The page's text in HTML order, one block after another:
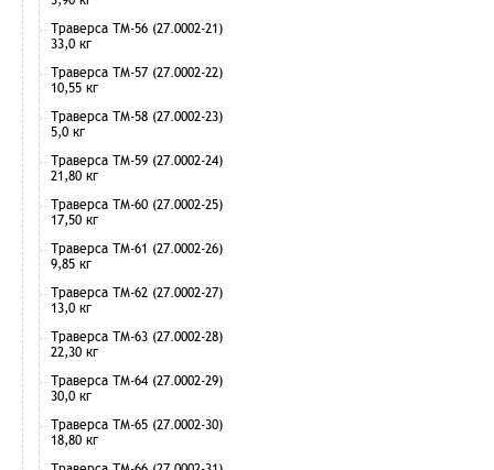
Траверса ТМ-56 (27.0002-21)
33,0 кг
Траверса ТМ-57 (27.0002-22)
10,55 кг
Траверса ТМ-58 (27.0002-23)
5,0 кг
Траверса ТМ-59 (27.0002-24)
21,80 кг
Траверса ТМ-60 (27.0002-25)
17,50 кг
Траверса ТМ-61 (27.0002-26)
9,85 кг
Траверса ТМ-62 (27.0002-27)
13,0 кг
Траверса ТМ-63 (27.0002-28)
22,30 кг
Траверса ТМ-64 (27.0002-29)
30,0 кг
Траверса ТМ-65 (27.0002-30)
18,80 кг